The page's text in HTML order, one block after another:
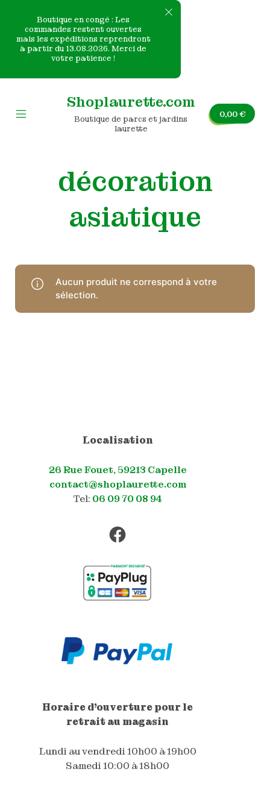
Boutique en congé : Les
commandes restent ouvertes
mais les expéditions reprendront
à partir du 13.08.2026. Merci de
votre patience !
content
Shoplaurette.com
Boutique de parcs et jardins
laurette
0,00€
décoration
asiatique
Aucun produit ne correspond à votre
sélection.
Localisation
26 Rue Fouet, 59213 Capelle
contact@shoplaurette.com
Tel: 06 09 70 08 94
Facebook
Horaire d'ouverture pour le
retrait au magasin
Lundi au vendredi 10h00 à 19h00
Samedi 10:00 à 18h00